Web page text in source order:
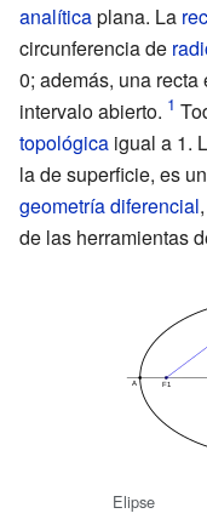
analíticaplana. La
circunferencia de
0; además, una recta
intervalo abierto.
topológica igual a 1.
la de superficie, es
geometría diferencial
de las herramientas
Elipse